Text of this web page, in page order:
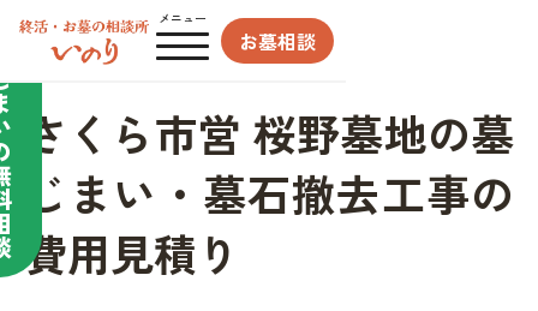
メニュー
お墓相談
さくら市営 桜野墓地の墓
じまい・墓石撤去工事の
費用見積り